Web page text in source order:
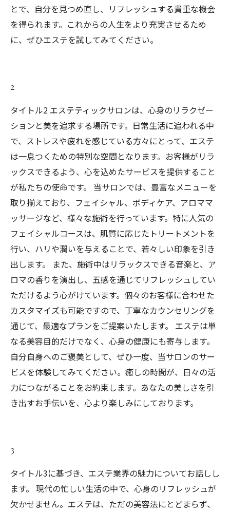
とで、自分を見つめ直し、リフレッシュする貴重な機会
を得られます。これからの人生をより充実させるため
に、ぜひエステを試してみてください。
2
タイトル2 エステティックサロンは、心身のリラクゼー
ションと美を追求する場所です。日常生活に追われる中
で、ストレスや疲れを感じている方々にとって、エステ
は一息つくための特別な空間となります。お客様がリラ
ックスできるよう、心を込めたサービスを提供すること
が私たちの使命です。 当サロンでは、豊富なメニューを
取り揃えており、フェイシャル、ボディケア、アロママ
ッサージなど、様々な施術を行っています。特に人気の
フェイシャルコースは、肌質に応じたトリートメントを
行い、ハリや潤いを与えることで、若々しい印象を引き
出します。 また、施術中はリラックスできる音楽と、ア
ロマの香りを演出し、五感を通じてリフレッシュしてい
ただけるよう心がけています。個々のお客様に合わせた
カスタマイズも可能ですので、丁寧なカウンセリングを
通じて、最適なプランをご提案いたします。 エステは単
なる美容目的だけでなく、心身の健康にも寄与します。
自分自身へのご褒美として、ぜひ一度、当サロンのサー
ビスを体験してみてください。癒しの時間が、日々の活
力につながることをお約束します。あなたの美しさを引
き出すお手伝いを、心より楽しみにしております。
3
タイトル3に基づき、エステ業界の魅力についてお話しし
ます。 現代の忙しい生活の中で、心身のリフレッシュが
欠かせません。エステは、ただの美容法にとどまらず、